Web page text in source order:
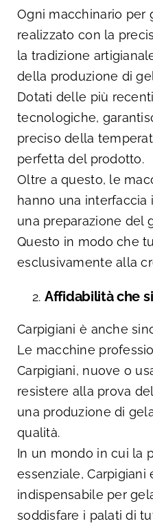
Ogni macchinario per
realizzato con la
la tradizione
della produzione di
Dotati delle più
tecnologiche,
preciso della
perfetta del prodotto.
Oltre a questo, le
hanno una
una preparazione del
Questo in modo che
esclusivamente alla
Affidabilità che
Carpigiani è anche
Le macchine
Carpigiani, nuove o
resistere alla prova
una produzione di
qualità.
In un mondo in cui la
essenziale,
indispensabile per
soddisfare i palati di